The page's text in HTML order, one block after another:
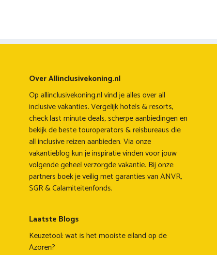
Over Allinclusivekoning.nl
Op allinclusivekoning.nl vind je alles over all
inclusive vakanties. Vergelijk hotels & resorts,
check last minute deals, scherpe aanbiedingen en
bekijk de beste touroperators & reisbureaus die
all inclusive reizen aanbieden. Via onze
vakantieblog kun je inspiratie vinden voor jouw
volgende geheel verzorgde vakantie. Bij onze
partners boek je veilig met garanties van ANVR,
SGR & Calamiteitenfonds.
Laatste Blogs
Keuzetool: wat is het mooiste eiland op de
Azoren?